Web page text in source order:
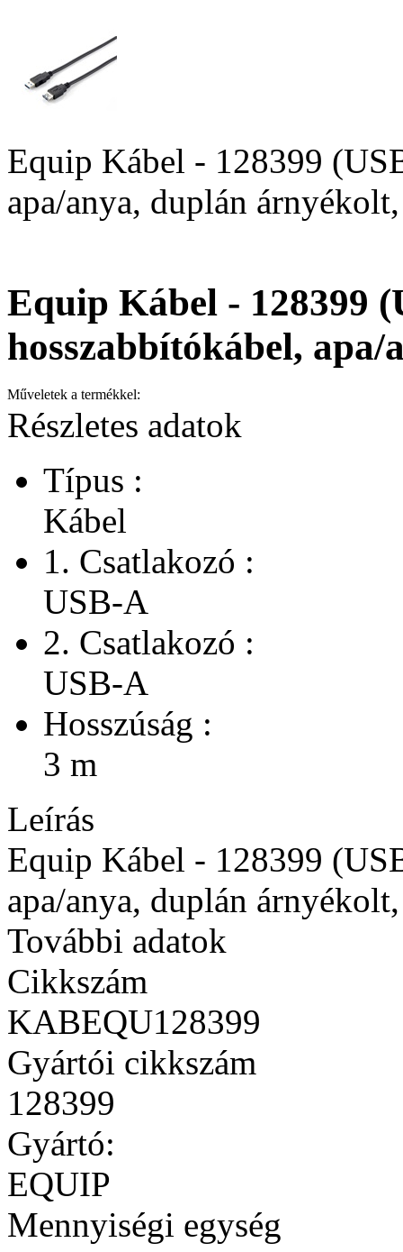
Equip Kábel - 128399
apa/anya, duplán
Equip Kábel - 128399
hosszabbítókábel,
Műveletek a termékkel:
Részletes adatok
Típus :
Kábel
1. Csatlakozó :
USB-A
2. Csatlakozó :
USB-A
Hosszúság :
3 m
Leírás
Equip Kábel - 128399
apa/anya, duplán
További adatok
Cikkszám
KABEQU128399
Gyártói cikkszám
128399
Gyártó:
EQUIP
Mennyiségi egység